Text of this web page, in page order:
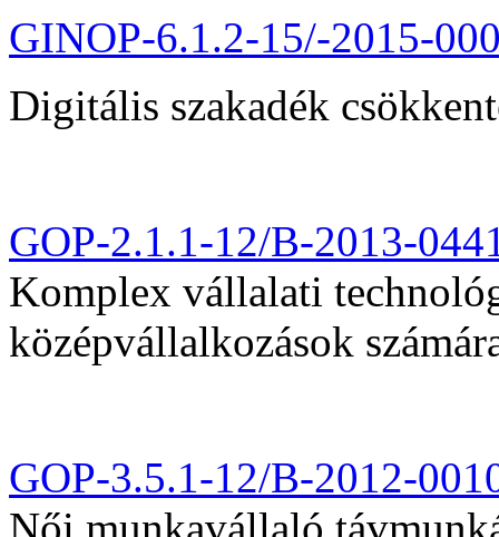
GINOP-6.1.2-15/-2015-
Digitális szakadék
GOP-2.1.1-12/B-2013-
Komplex vállalati
középvállalkozások
GOP-3.5.1-12/B-2012-
Női munkavállaló